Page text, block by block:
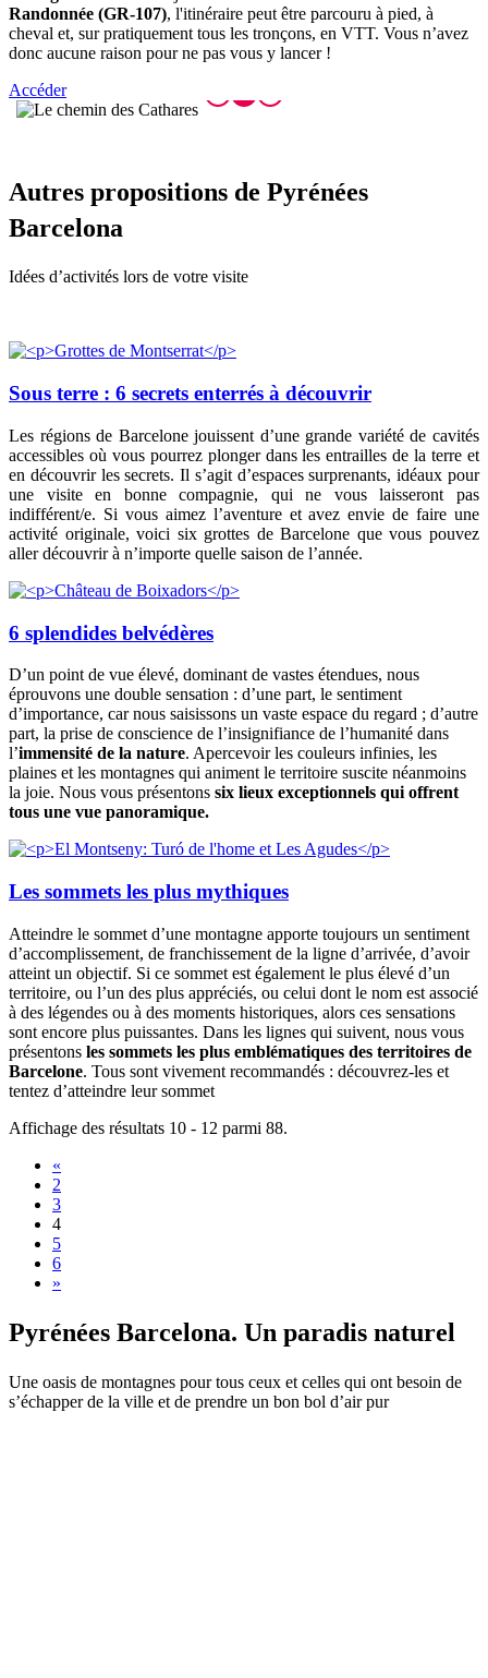
Randonnée (GR-107), l'itinéraire peut être parcouru à pied, à
cheval et, sur pratiquement tous les tronçons, en VTT. Vous n’avez
donc aucune raison pour ne pas vous y lancer !
Accéder
Autres propositions de Pyrénées
Barcelona
Idées d’activités lors de votre visite
Sous terre : 6 secrets enterrés à découvrir
Les régions de Barcelone jouissent d’une grande variété de cavités
accessibles où vous pourrez plonger dans les entrailles de la terre et
en découvrir les secrets. Il s’agit d’espaces surprenants, idéaux pour
une visite en bonne compagnie, qui ne vous laisseront pas
indifférent/e. Si vous aimez l’aventure et avez envie de faire une
activité originale, voici six grottes de Barcelone que vous pouvez
aller découvrir à n’importe quelle saison de l’année.
6 splendides belvédères
D’un point de vue élevé, dominant de vastes étendues, nous
éprouvons une double sensation : d’une part, le sentiment
d’importance, car nous saisissons un vaste espace du regard ; d’autre
part, la prise de conscience de l’insignifiance de l’humanité dans
l’immensité de la nature. Apercevoir les couleurs infinies, les
plaines et les montagnes qui animent le territoire suscite néanmoins
la joie. Nous vous présentons six lieux exceptionnels qui offrent
tous une vue panoramique.
Les sommets les plus mythiques
Atteindre le sommet d’une montagne apporte toujours un sentiment
d’accomplissement, de franchissement de la ligne d’arrivée, d’avoir
atteint un objectif. Si ce sommet est également le plus élevé d’un
territoire, ou l’un des plus appréciés, ou celui dont le nom est associé
à des légendes ou à des moments historiques, alors ces sensations
sont encore plus puissantes. Dans les lignes qui suivent, nous vous
présentons les sommets les plus emblématiques des territoires de
Barcelone. Tous sont vivement recommandés : découvrez-les et
tentez d’atteindre leur sommet
Affichage des résultats 10 - 12 parmi 88.
«
2
3
4
5
6
»
Pyrénées Barcelona. Un paradis naturel
Une oasis de montagnes pour tous ceux et celles qui ont besoin de
s’échapper de la ville et de prendre un bon bol d’air pur